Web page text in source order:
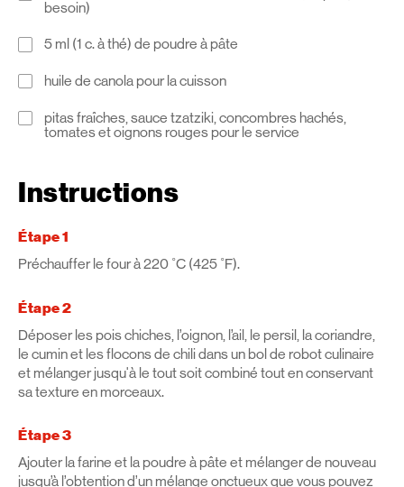
besoin)
5 ml (1 c. à thé) de poudre à pâte
huile de canola pour la cuisson
pitas fraîches, sauce tzatziki, concombres hachés,
tomates et oignons rouges pour le service
Instructions
Étape 1
Préchauffer le four à 220 ˚C (425 ˚F).
Étape 2
Déposer les pois chiches, l’oignon, l’ail, le persil, la coriandre,
le cumin et les flocons de chili dans un bol de robot culinaire
et mélanger jusqu'à le tout soit combiné tout en conservant
sa texture en morceaux.
Étape 3
Ajouter la farine et la poudre à pâte et mélanger de nouveau
jusqu’à l’obtention d’un mélange onctueux que vous pouvez